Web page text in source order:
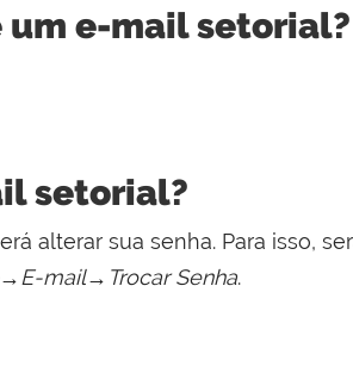
e-mail setorial?
setorial?
alterar sua senha. Para isso,
mail→Trocar Senha.